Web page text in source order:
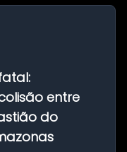
entre
do